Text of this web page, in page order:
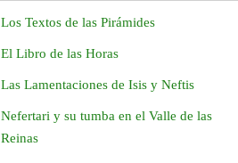
Los Textos de las Pirámides
El Libro de las Horas
Las Lamentaciones de Isis y Neftis
Nefertari y su tumba en el Valle de las
Reinas